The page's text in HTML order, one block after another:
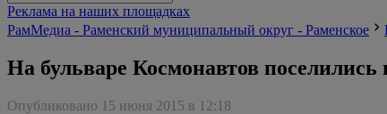
Реклама на наших площадках
РамМедиа - Раменский муниципальный округ - Раменское
На бульваре Космонавтов поселились
Опубликовано 15 июня 2015 в 12:18